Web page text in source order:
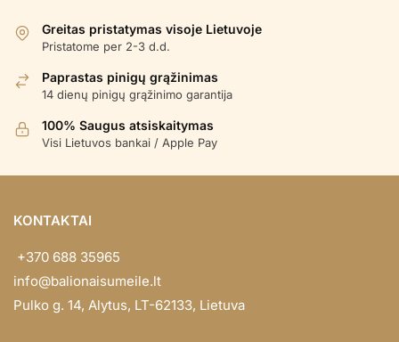
Greitas pristatymas visoje Lietuvoje
Pristatome per 2-3 d.d.
Paprastas pinigų grąžinimas
14 dienų pinigų grąžinimo garantija
100% Saugus atsiskaitymas
Visi Lietuvos bankai / Apple Pay
KONTAKTAI
+370 688 35965
info@balionaisumeile.lt
Pulko g. 14, Alytus, LT-62133, Lietuva